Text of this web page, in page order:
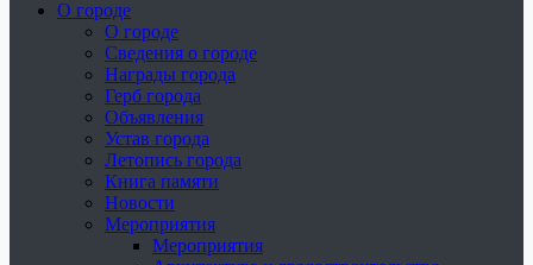
О городе
О городе
Сведения о городе
Награды города
Герб города
Объявления
Устав города
Летопись города
Книга памяти
Новости
Мероприятия
Мероприятия